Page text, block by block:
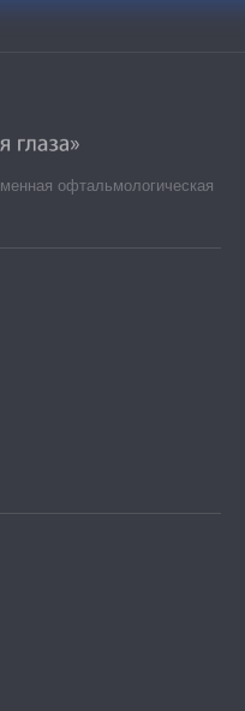
офтальмологическая